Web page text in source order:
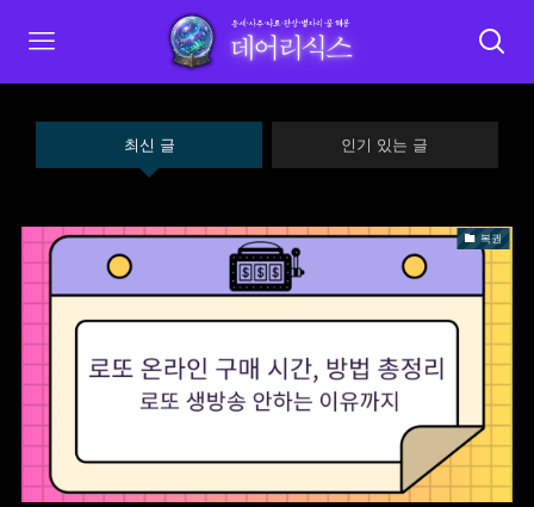
최신 글 인기 있는 글
복권